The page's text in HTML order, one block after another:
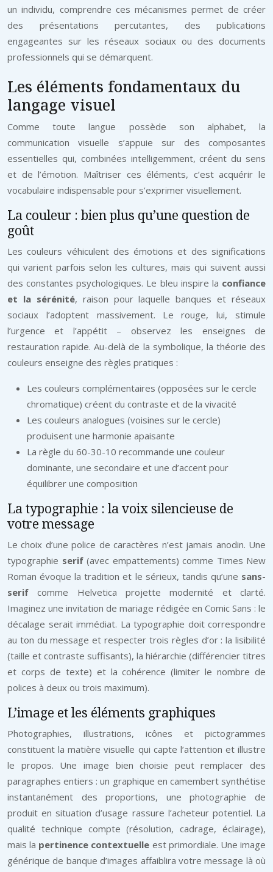
un individu, comprendre ces mécanismes permet de créer
des présentations percutantes, des publications
engageantes sur les réseaux sociaux ou des documents
professionnels qui se démarquent.
Les éléments fondamentaux du
langage visuel
Comme toute langue possède son alphabet, la
communication visuelle s’appuie sur des composantes
essentielles qui, combinées intelligemment, créent du sens
et de l’émotion. Maîtriser ces éléments, c’est acquérir le
vocabulaire indispensable pour s’exprimer visuellement.
La couleur : bien plus qu’une question de
goût
Les couleurs véhiculent des émotions et des significations
qui varient parfois selon les cultures, mais qui suivent aussi
des constantes psychologiques. Le bleu inspire la confiance
et la sérénité, raison pour laquelle banques et réseaux
sociaux l’adoptent massivement. Le rouge, lui, stimule
l’urgence et l’appétit – observez les enseignes de
restauration rapide. Au-delà de la symbolique, la théorie des
couleurs enseigne des règles pratiques :
Les couleurs complémentaires (opposées sur le cercle
chromatique) créent du contraste et de la vivacité
Les couleurs analogues (voisines sur le cercle)
produisent une harmonie apaisante
La règle du 60-30-10 recommande une couleur
dominante, une secondaire et une d’accent pour
équilibrer une composition
La typographie : la voix silencieuse de
votre message
Le choix d’une police de caractères n’est jamais anodin. Une
typographie serif(avec empattements) comme Times New
Roman évoque la tradition et le sérieux, tandis qu’une sans-
serif comme Helvetica projette modernité et clarté.
Imaginez une invitation de mariage rédigée en Comic Sans : le
décalage serait immédiat. La typographie doit correspondre
au ton du message et respecter trois règles d’or : la lisibilité
(taille et contraste suffisants), la hiérarchie (différencier titres
et corps de texte) et la cohérence (limiter le nombre de
polices à deux ou trois maximum).
L’image et les éléments graphiques
Photographies, illustrations, icônes et pictogrammes
constituent la matière visuelle qui capte l’attention et illustre
le propos. Une image bien choisie peut remplacer des
paragraphes entiers : un graphique en camembert synthétise
instantanément des proportions, une photographie de
produit en situation d’usage rassure l’acheteur potentiel. La
qualité technique compte (résolution, cadrage, éclairage),
mais la pertinence contextuelle est primordiale. Une image
générique de banque d’images affaiblira votre message là où